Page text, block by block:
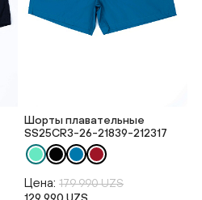
Шорты плавательные
SS25CR3-26-21839-212317
Цена: 179 990 UZS